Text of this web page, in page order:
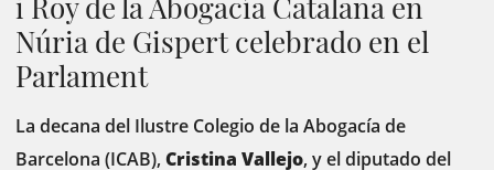
Núria de Gispert celebrado en el
Parlament
La decana del Ilustre Colegio de la Abogacía de
Barcelona (ICAB), Cristina Vallejo, y el diputado del